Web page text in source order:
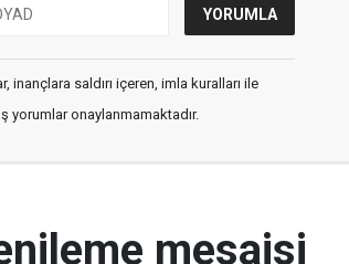
saldırı içeren, imla kuralları ile
yorumlar onaylanmamaktadır.
mesaisi